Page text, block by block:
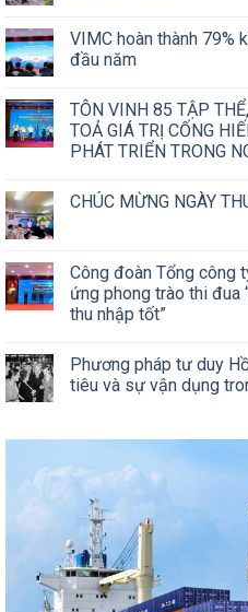
VIMC hoàn thành 79%
đầu năm
TÔN VINH 85 TẬP
TOẢ GIÁ TRỊ CỐNG
PHÁT TRIỂN TRONG
CHÚC MỪNG NGÀY
Công đoàn Tổng công
ứng phong trào thi đua
thu nhập tốt”
Phương pháp tư duy
tiêu và sự vận dụng